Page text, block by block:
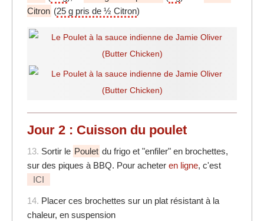
Citron (25 g pris de ½ Citron)
Jour 2 : Cuisson du poulet
13. Sortir le Poulet du frigo et "enfiler" en brochettes,
sur des piques à BBQ. Pour acheter en ligne, c'est
ICI
14. Placer ces brochettes sur un plat résistant à la
chaleur, en suspension